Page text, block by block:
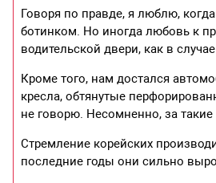
Говоря по правде, я люблю,
ботинком. Но иногда любовь к
водительской двери, как в
Кроме того, нам достался
кресла, обтянутые
не говорю. Несомненно, за
Стремление корейских
последние годы они сильно